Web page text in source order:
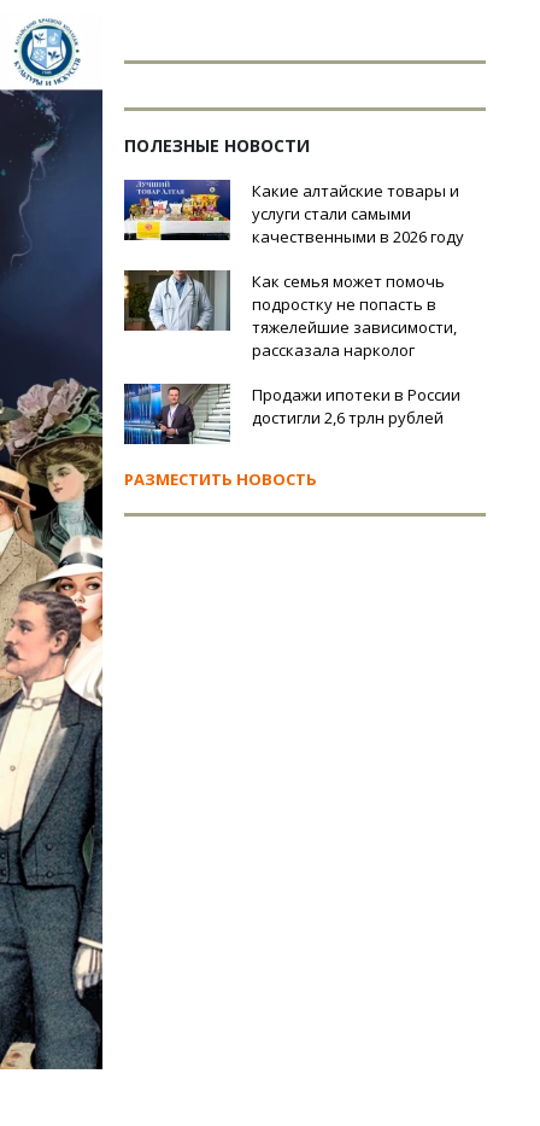
ПОЛЕЗНЫЕ НОВОСТИ
Какие алтайские товары и
услуги стали самыми
качественными в 2026 году
Как семья может помочь
подростку не попасть в
тяжелейшие зависимости,
рассказала нарколог
Продажи ипотеки в России
достигли 2,6 трлн рублей
РАЗМЕСТИТЬ НОВОСТЬ